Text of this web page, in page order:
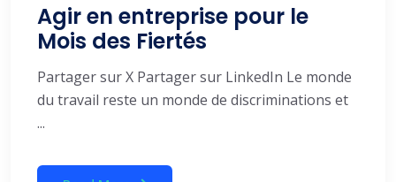
Agir en entreprise pour le
Mois des Fiertés
Partager sur X Partager sur LinkedIn Le monde
du travail reste un monde de discriminations et
...